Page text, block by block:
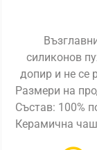
силиконов
допир и не се
Размери на
Състав: 100%
Керамична